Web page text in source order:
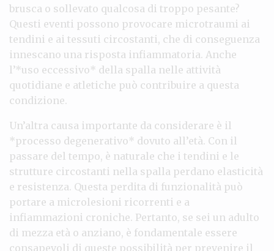
brusca o sollevato qualcosa di troppo pesante?
Questi eventi possono provocare microtraumi ai
tendini e ai tessuti circostanti, che di conseguenza
innescano una risposta infiammatoria. Anche
l’*uso eccessivo* della spalla nelle attività
quotidiane e atletiche può contribuire a questa
condizione.
Un’altra causa importante da considerare è il
*processo degenerativo* dovuto all’età. Con il
passare del tempo, è naturale che i tendini e le
strutture circostanti nella spalla perdano elasticità
e resistenza. Questa perdita di funzionalità può
portare a microlesioni ricorrenti e a
infiammazioni croniche. Pertanto, se sei un adulto
di mezza età o anziano, è fondamentale essere
consapevoli di queste possibilità per prevenire il